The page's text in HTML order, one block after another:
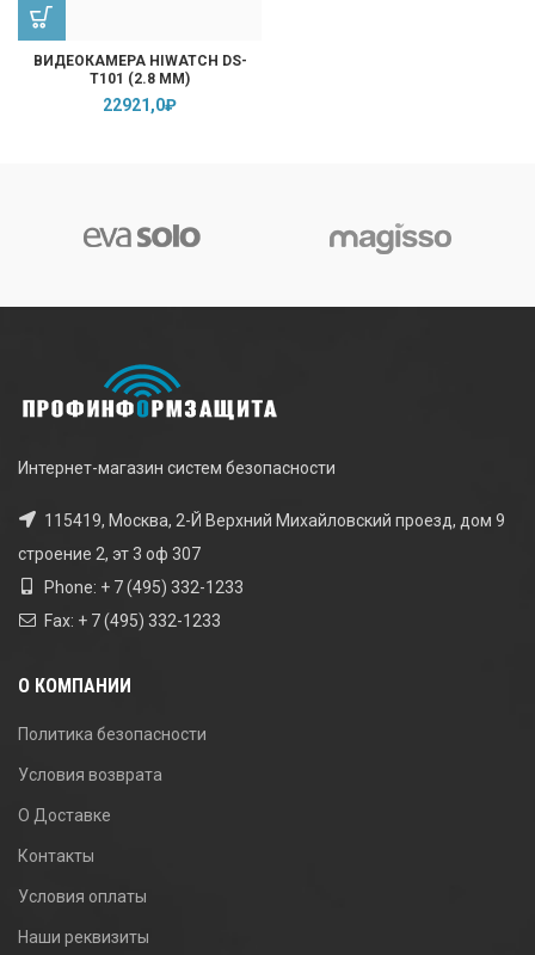
ВИДЕОКАМЕРА HIWATCH DS-
T101 (2.8 MM)
22921,0₽
Интернет-магазин систем безопасности
115419, Москва, 2-Й Верхний Михайловский проезд, дом 9
строение 2, эт 3 оф 307
Phone: + 7 (495) 332-1233
Fax: + 7 (495) 332-1233
О КОМПАНИИ
Политика безопасности
Условия возврата
О Доставке
Контакты
Условия оплаты
Наши реквизиты